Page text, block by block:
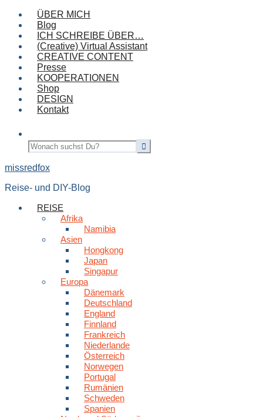
ÜBER MICH
Blog
ICH SCHREIBE ÜBER…
(Creative) Virtual Assistant
CREATIVE CONTENT
Presse
KOOPERATIONEN
Shop
DESIGN
Kontakt
missredfox
Reise- und DIY-Blog
REISE
Afrika
Namibia
Asien
Hongkong
Japan
Singapur
Europa
Dänemark
Deutschland
England
Finnland
Frankreich
Niederlande
Österreich
Norwegen
Portugal
Rumänien
Schweden
Spanien